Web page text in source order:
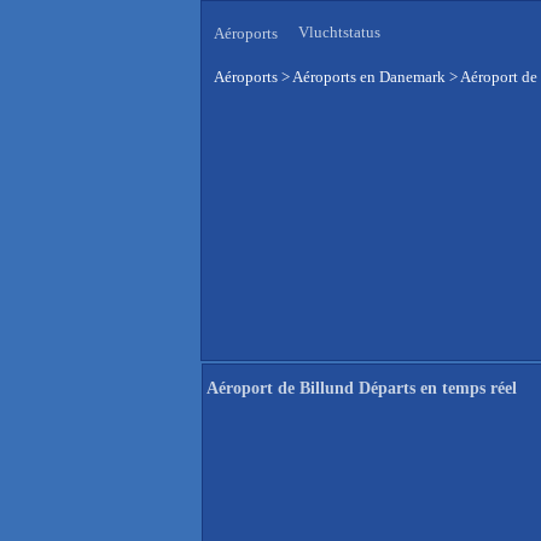
Aéroports Vluchtstatus
Aéroports >Aéroports en Danemark >Aéroport
Aéroport de Billund Départs en temps réel